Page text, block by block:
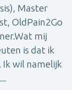
Master
OldPain2Go
mij
is dat ik
Ik wil namelijk